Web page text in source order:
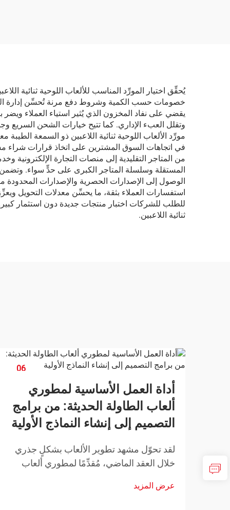
يُحقِّق اختيار المورِّد المناسب للألعاب اللوحية ثنائية
خصومات حسب الكمية وشروط دفع مرنة تُحسِّن إدارة
يقضي على نفاد المخزون الذي يُثير استياء العملاء
وتقلل العبء الإداري. كما تتيح خيارات الشحن
مورِّد الألعاب اللوحية ثنائية اللاعبين ذو السمعة
في اتجاهات السوق المشترين على اتخاذ قرارات شراء
من المتاجر التقليدية إلى منصات التجارة
المستقلة وسلسلة المتاجر الكبرى على حدٍّ سواء. وتضمن
الوصول إلى الإصدارات الحصرية والإصدارات المحدودة
استفسارات العملاء بثقة، ما يحسِّن معدلات التحويل ويعزِّز
للطلب للشركات اختبار منتجات جديدة دون استثمار
ثنائية اللاعبين.
06
أداة العمل الأساسية لمطوري
ألعاب الطاولة الحديثة: من برامج
التصميم إلى إنشاء النماذج الأولية
لقد تحوّل مشهد تطوير الألعاب بشكلٍ جذري
خلال العقد الماضي، مُقدِّمًا لمطوري ألعاب
الإبداعية. ويتمتّع المبدعون المعاصرون اليوم
عرض المزيد